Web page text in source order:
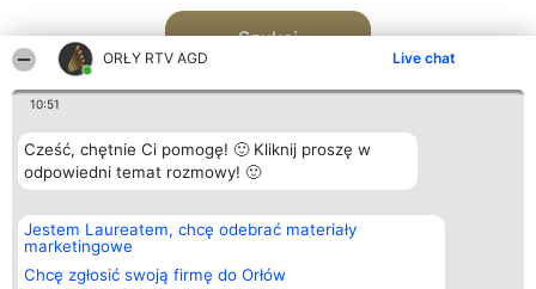
ORŁY RTV AGD Live chat
10:51
Cześć, chętnie Ci pomogę! 🙂 Kliknij proszę w
odpowiedni temat rozmowy! 🙂
Jestem Laureatem, chcę odebrać materiały
marketingowe
Chcę zgłosić swoją firmę do Orłów
Szukaj
Organizator plebiscytu
Bright Side Solutions sp. z o.
o. sp. k.
ul. Ruska 22
Wrocław 50-079
Plebiscyt
Laureaci
wszystkich
Laureatów
Kontakt
Kontakt